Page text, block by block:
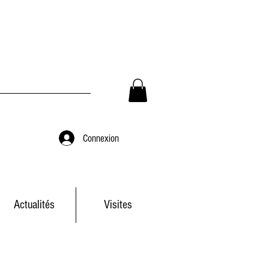
Connexion
Actualités Visites